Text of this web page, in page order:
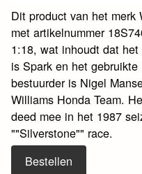
Dit product van het merk
met artikelnummer
1:18, wat inhoudt dat
is Spark en het
bestuurder is Nigel
Williams Honda Team.
deed mee in het 1987
""Silverstone"" race.
Bestellen